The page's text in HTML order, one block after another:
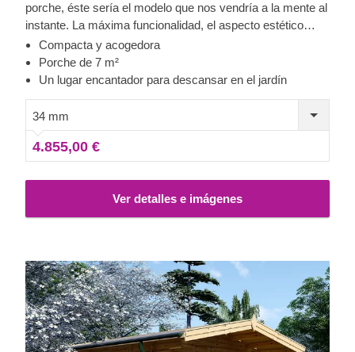
porche, éste sería el modelo que nos vendría a la mente al
instante. La máxima funcionalidad, el aspecto estético
elegante y la comodidad en una forma compacta hacen
que nuestra caseta de jardín de madera SHANON sea una
verdadera joya. Esta estructura de madera es el lugar
tan agradable entre las actividades de jardinería. Además,
podría ser un lugar ideal para hacer una barbacoa en
familia. ¡Experimente usted mismo todas las ventajas que
ofrece!
Compacta y acogedora
Porche de 7 m²
Un lugar encantador para descansar en el jardín
34 mm
4.855,00 €
Ver detalles e imágenes